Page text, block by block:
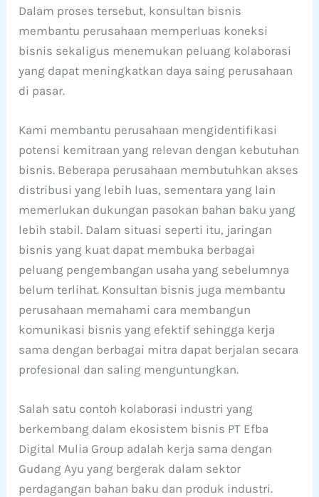
Dalam proses tersebut, konsultan bisnis
membantu perusahaan memperluas koneksi
bisnis sekaligus menemukan peluang kolaborasi
yang dapat meningkatkan daya saing perusahaan
di pasar.
Kami membantu perusahaan mengidentifikasi
potensi kemitraan yang relevan dengan kebutuhan
bisnis. Beberapa perusahaan membutuhkan akses
distribusi yang lebih luas, sementara yang lain
memerlukan dukungan pasokan bahan baku yang
lebih stabil. Dalam situasi seperti itu, jaringan
bisnis yang kuat dapat membuka berbagai
peluang pengembangan usaha yang sebelumnya
belum terlihat. Konsultan bisnis juga membantu
perusahaan memahami cara membangun
komunikasi bisnis yang efektif sehingga kerja
sama dengan berbagai mitra dapat berjalan secara
profesional dan saling menguntungkan.
Salah satu contoh kolaborasi industri yang
berkembang dalam ekosistem bisnis PT Efba
Digital Mulia Group adalah kerja sama dengan
Gudang Ayu yang bergerak dalam sektor
perdagangan bahan baku dan produk industri.